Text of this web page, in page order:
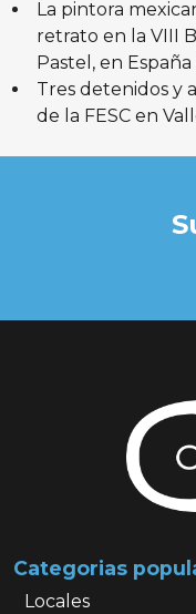
La pintora
retrato en la VIII
Pastel, en España
Tres detenidos y
de la FESC en
Categorias
Locales